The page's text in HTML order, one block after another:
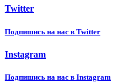
Twitter
Подпишиcь на нас в Twitter
Instagram
Подпишиcь на нас в Instagram